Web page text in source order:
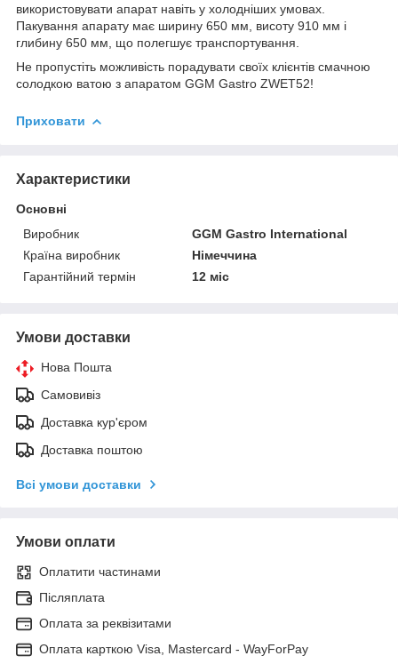
використовувати апарат навіть у холодніших умовах.
Пакування апарату має ширину 650 мм, висоту 910 мм і
глибину 650 мм, що полегшує транспортування.
Не пропустіть можливість порадувати своїх клієнтів смачною
солодкою ватою з апаратом GGM Gastro ZWET52!
Приховати
Характеристики
Основні
Виробник
GGM Gastro International
Країна виробник
Німеччина
Гарантійний термін
12 міс
Умови доставки
Нова Пошта
Самовивіз
Доставка кур'єром
Доставка поштою
Всі умови доставки
Умови оплати
Оплатити частинами
Післяплата
Оплата за реквізитами
Оплата карткою Visa, Mastercard - WayForPay